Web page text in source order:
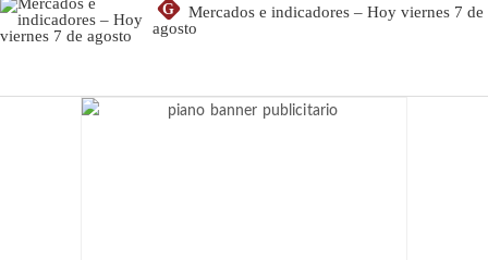
G
Mercados e indicadores – Hoy viernes 7 de
agosto